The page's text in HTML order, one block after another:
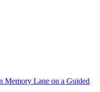
Memory Lane on a Guided